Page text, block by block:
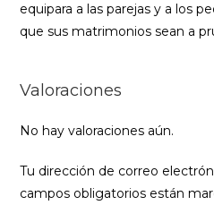
equipara a las parejas y a los
que sus matrimonios sean a
Valoraciones
No hay valoraciones aún.
Tu dirección de correo
campos obligatorios están